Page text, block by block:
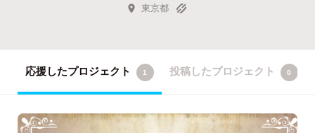
東京都
応援したプロジェクト 1 投稿したプロジェクト 0